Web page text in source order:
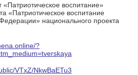
«Патриотическое воспитание»
«Патриотическое воспитание
национального проекта
?
VTxZ/NkwBaETu3